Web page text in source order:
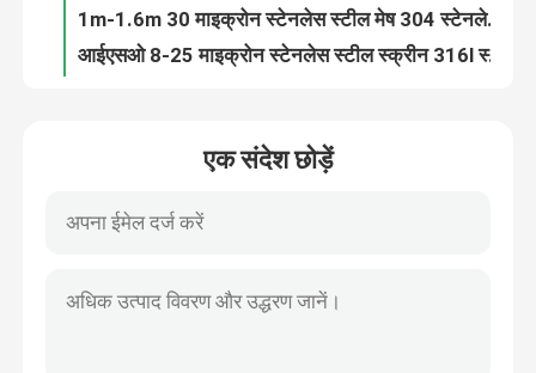
संपर्क करें
स्टेनलेस स्टील बुना जाल
1m-8m चौड़ाई सजावटी वायर मेष स्क्रीन फ्लैट टॉप क्रिम्प्ड वायर क्लॉथ
एक संदेश छोड़ें